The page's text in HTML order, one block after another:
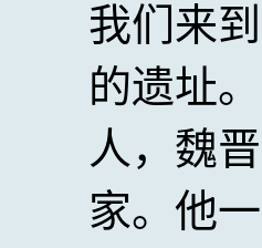
我们来
的遗址
人，魏
家。他